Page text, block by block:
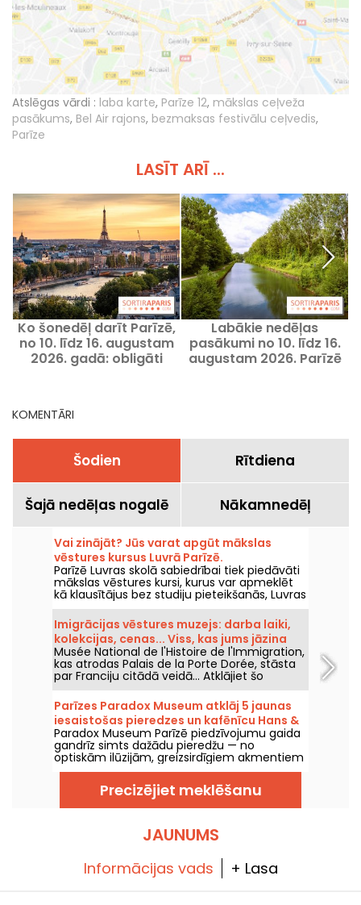
Atslēgas vārdi : laba karte, Parīze 12, mākslas ceļveža
pasākums, Bel Air rajons, bezmaksas festivālu ceļvedis,
Parīze
LASĪT ARĪ ...
Ko šonedēļ darīt Parīzē,
no 10. līdz 16. augustam
2026. gadā: obligāti
Labākie nedēļas
pasākumi no 10. līdz 16.
augustam 2026. Parīzē
KOMENTĀRI
Šodien Rītdiena
Šajā nedēļas nogalē Nākamnedēļ
Vai zinājāt? Jūs varat apgūt mākslas
vēstures kursus Luvrā Parīzē.
Parīzē Luvras skolā sabiedrībai tiek piedāvāti
mākslas vēstures kursi, kurus var apmeklēt
kā klausītājus bez studiju pieteikšanās, Luvras
pils centrā katru gadu no septembra līdz
jūnijam. Muzejs arī dažkārt rīko bezmaksas
lekcijas. Tā ir iespēja kļūt neapšaubāmi labi
zināms mākslas vēsturē!
Imigrācijas vēstures muzejs: darba laiki,
kolekcijas, cenas... Viss, kas jums jāzina
Musée National de l'Histoire de l'Immigration,
kas atrodas Palais de la Porte Dorée, stāsta
par Franciju citādā veidā... Atklājiet šo
neparasto kultūras centru.
Parīzes Paradox Museum atklāj 5 jaunas
iesaistošas pieredzes un kafēnīcu Hans &
Gretel
Paradox Museum Parīzē piedzīvojumu gaida
gandrīz simts dažādu pieredžu — no
optiskām ilūzijām, greizsirdīgiem akmentiem
līdz sajūtu sajaukšanai. Jums patiks
apmulsināties un iemūžināt sirreālas
fotogrāfijas. Tagad pievienojušās arī piecas
jaunas, pilnībā immersīvas izstādes — laiks
gaidāms arī jauns, ārkārtīgi garšīgs kafejnīcas
piedāvājums: Hans & Gretel jūs pārliecinās,
Precizējiet meklēšanu
JAUNUMS
Informācijas vads + Lasa